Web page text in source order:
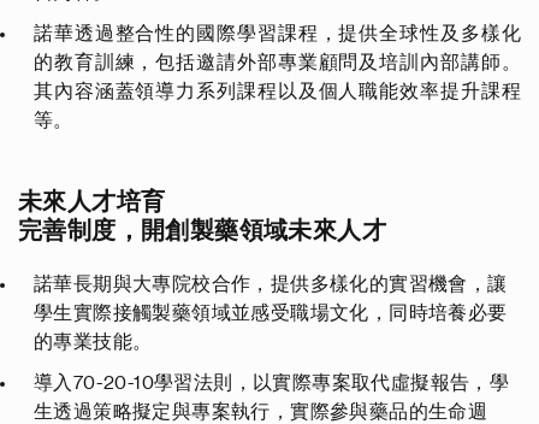
諾華透過整合性的國際學習課程，提供全球性及多樣化
的教育訓練，包括邀請外部專業顧問及培訓內部講師。
其內容涵蓋領導力系列課程以及個人職能效率提升課程
等。
未來人才培育
完善制度，開創製藥領域未來人才
諾華長期與大專院校合作，提供多樣化的實習機會，讓
學生實際接觸製藥領域並感受職場文化，同時培養必要
的專業技能。
導入 70-20-10學習法則，以實際專案取代虛擬報告，學
生透過策略擬定與專案執行，實際參與藥品的生命週